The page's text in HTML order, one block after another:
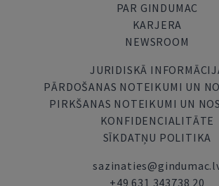
PAR GINDUMAC
KARJERA
NEWSROOM
JURIDISKĀ
PĀRDOŠANAS NOTEIKUMI UN
PIRKŠANAS NOTEIKUMI UN
KONFIDENCIALITĀTE
SĪKDATŅU POLITIKA
+49 631 343738 20